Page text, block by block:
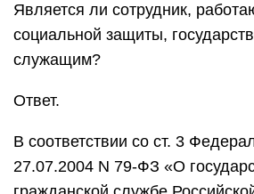
Является ли сотрудник,
социальной защиты,
служащим?
Ответ.
В соответствии со ст. 3
27.07.2004 N 79-ФЗ «О